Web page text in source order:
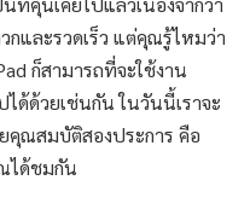
และรวดเร็ว แต่คุณรู้ไหมว่า
ก็สามารถที่จะใช้งาน
ด้วยเช่นกัน ในวันนี้เราจะ
คุณสมบัติสองประการ คือ
ได้ชมกัน